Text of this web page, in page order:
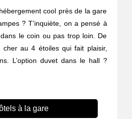
cool près de la gare
? T’inquiète, on a pensé à
le coin ou pas trop loin. De
au 4 étoiles qui fait plaisir,
L’option duvet dans le hall ?
à la gare